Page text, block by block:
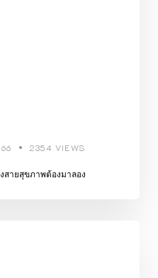
2354 VIEWS
สายสุขภาพต้องมาลอง